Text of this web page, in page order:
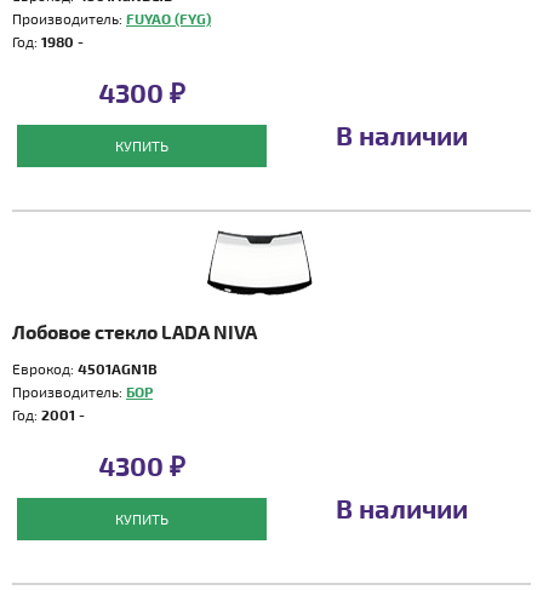
Производитель: FUYAO (FYG)
Год: 1980 -
4300 ₽
КУПИТЬ В наличии
Лобовое стекло LADA NIVA
Еврокод: 4501AGN1B
Производитель: БОР
Год: 2001 -
4300 ₽
КУПИТЬ В наличии